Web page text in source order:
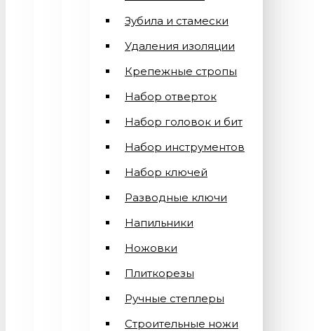
Зубила и стамески
Удаления изоляции
Крепежные стропы
Набор отверток
Набор головок и бит
Набор инструментов
Набор ключей
Разводные ключи
Напильники
Ножовки
Плиткорезы
Ручные степлеры
Строительные ножи